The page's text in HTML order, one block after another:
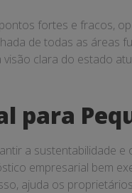
fortes e fracos,
de todas as áreas
clara do estado
a sustentabilidade
empresarial bem
ajuda os